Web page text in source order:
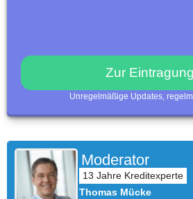
Zur
Unregelmäßige Updates,
Moderator
Thomas Mücke